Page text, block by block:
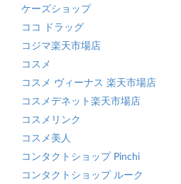
ケーズショップ
ココ ドラッグ
コジマ楽天市場店
コスメ
コスメ ヴィーナス 楽天市場店
コスメデネット楽天市場店
コスメリンク
コスメ美人
コンタクトショップ Pinchi
コンタクトショップ ルーク